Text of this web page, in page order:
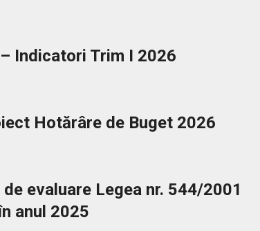
Indicatori Trim I 2026
Hotărâre de Buget 2026
evaluare Legea nr. 544/2001
anul 2025